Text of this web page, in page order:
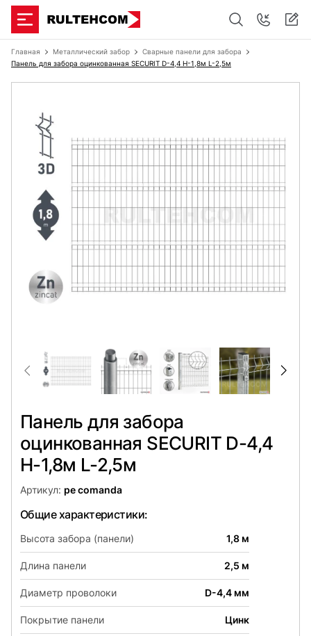
Главная Металлический забор
Сварные панели для забора
Панель для забора оцинкованная SECURIT D-4,4 H-1,8м L-2,5м
Панель для забора
оцинкованная SECURIT D-4,4
H-1,8м L-2,5м
Артикул: pe comanda
Общие характеристики:
Высота забора (панели) 1,8 м
Длина панели 2,5 м
Диаметр проволоки D-4,4 мм
Покрытие панели Цинк